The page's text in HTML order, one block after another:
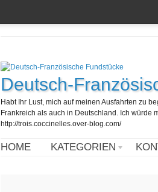
Deutsch-
Habt Ihr Lust, mich auf meinen Ausfahrten zu
Frankreich als auch in Deutschland. Ich würde
http://trois.coccinelles.over-blog.com/
HOME KATEGORIEN